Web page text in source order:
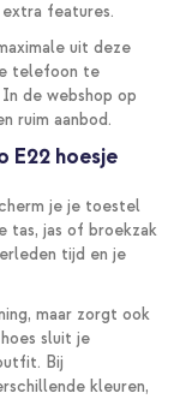
features.
uit deze
telefoon te
de webshop op
ruim aanbod.
E22 hoesje
je je toestel
tas, jas of broekzak
tijd en je
maar zorgt ook
sluit je
Bij
kleuren,